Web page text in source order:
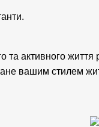
та активного
вашим стилем